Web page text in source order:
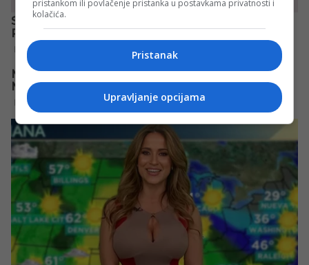
pristankom ili povlačenje pristanka u postavkama privatnosti i
kolačića.
Pristanak
Upravljanje opcijama